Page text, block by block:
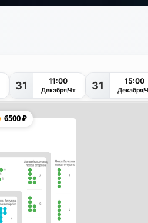
31 11:00
ДекабряЧт 31 15:00
Декабря
6500₽